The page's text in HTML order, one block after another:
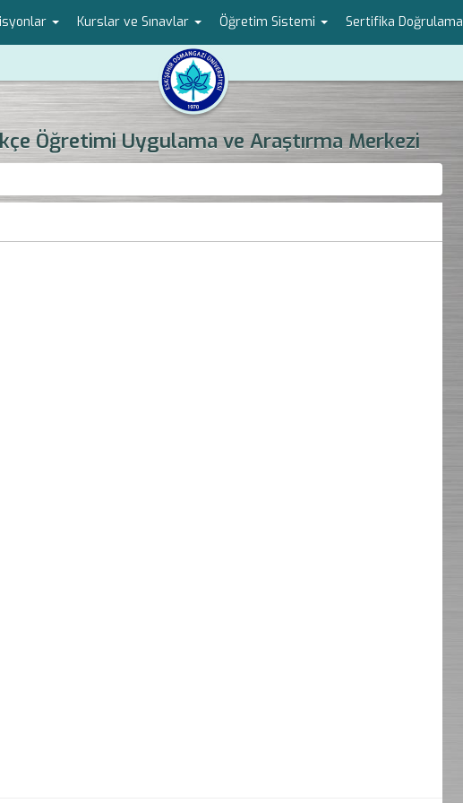
Kurslar ve Sınavlar Öğretim Sistemi Sertifika Doğrulama
Öğretimi Uygulama ve Araştırma Merkezi